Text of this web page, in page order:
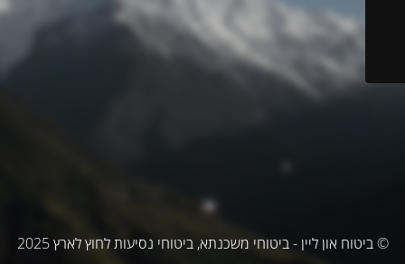
© ביטוח און ליין - ביטוחי משכנתא, ביטוחי נסיעות לחוץ לארץ 2025